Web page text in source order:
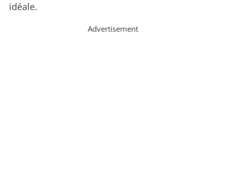
idéale.
Advertisement